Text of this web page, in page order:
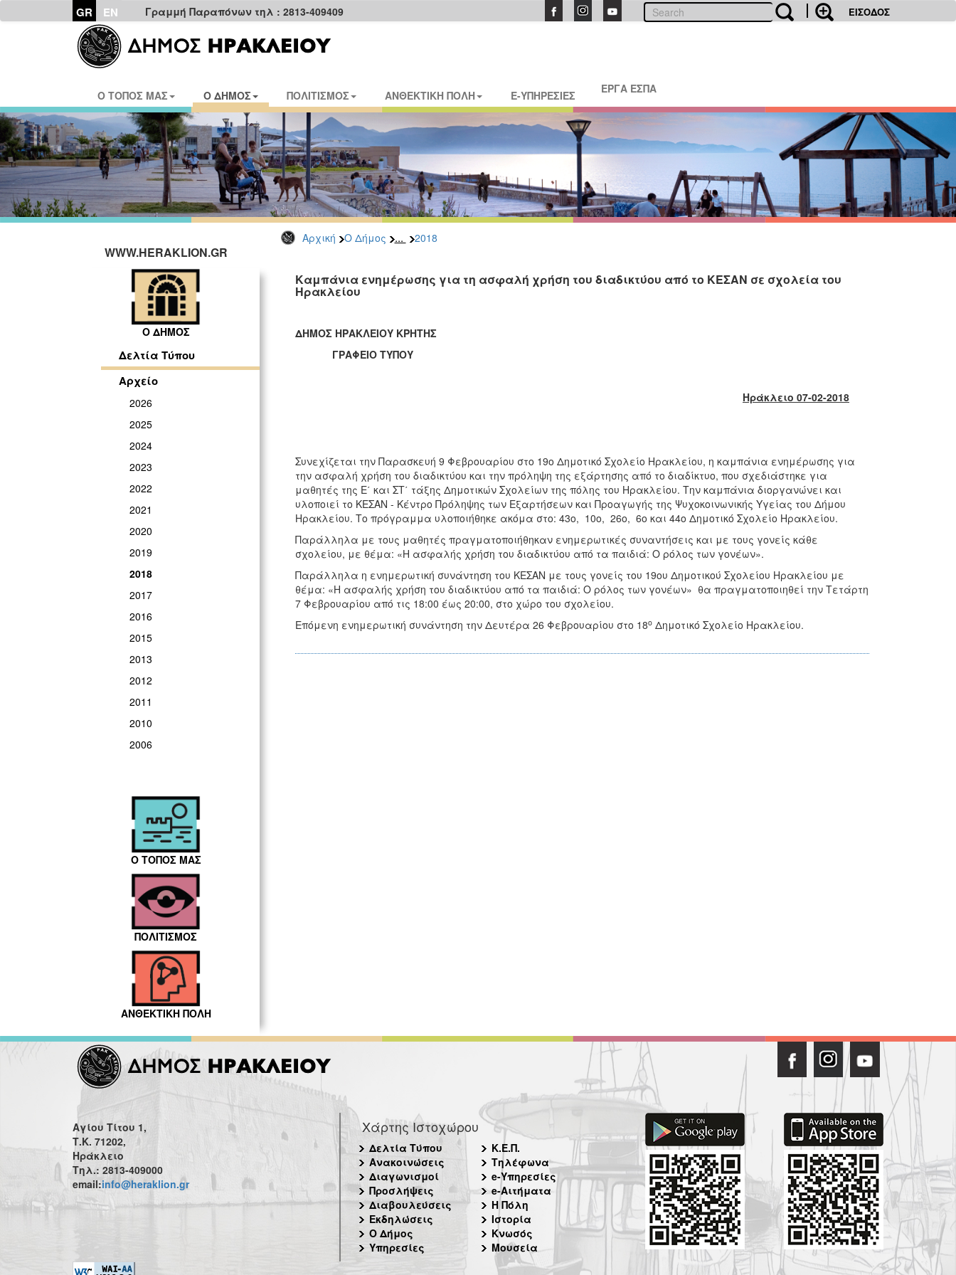
GR EN Γραμμή Παραπόνων τηλ : 2813-409409 ΕΙΣΟΔΟΣ
Ο ΤΟΠΟΣ ΜΑΣ Ο ΔΗΜΟΣ ΠΟΛΙΤΙΣΜΟΣ ΑΝΘΕΚΤΙΚΗ ΠΟΛΗ E-ΥΠΗΡΕΣΙΕΣ ΕΡΓΑ ΕΣΠΑ
Αρχική Ο Δήμος ... 2018
WWW.HERAKLION.GR
Ο ΔΗΜΟΣ
Δελτία Τύπου
Αρχείο
2026
2025
2024
2023
2022
2021
2020
2019
2018
2017
2016
2015
2013
2012
2011
2010
2006
Ο ΤΟΠΟΣ ΜΑΣ
ΠΟΛΙΤΙΣΜΟΣ
ΑΝΘΕΚΤΙΚΗ ΠΟΛΗ
Καμπάνια ενημέρωσης για τη ασφαλή χρήση του διαδικτύου από το ΚΕΣΑΝ σε σχολεία του
Ηρακλείου
ΔΗΜΟΣ ΗΡΑΚΛΕΙΟΥ ΚΡΗΤΗΣ
ΓΡΑΦΕΙΟ ΤΥΠΟΥ
Ηράκλειο 07-02-2018
Συνεχίζεται την Παρασκευή 9 Φεβρουαρίου στο 19ο Δημοτικό Σχολείο Ηρακλείου, η καμπάνια ενημέρωσης για
την ασφαλή χρήση του διαδικτύου και την πρόληψη της εξάρτησης από το διαδίκτυο, που σχεδιάστηκε για
μαθητές της Ε΄ και ΣΤ΄ τάξης Δημοτικών Σχολείων της πόλης του Ηρακλείου. Την καμπάνια διοργανώνει και
υλοποιεί το ΚΕΣΑΝ - Κέντρο Πρόληψης των Εξαρτήσεων και Προαγωγής της Ψυχοκοινωνικής Υγείας του Δήμου
Ηρακλείου. Το πρόγραμμα υλοποιήθηκε ακόμα στο: 43ο, 10ο, 26ο, 6ο και 44ο Δημοτικό Σχολείο Ηρακλείου.
Παράλληλα με τους μαθητές πραγματοποιήθηκαν ενημερωτικές συναντήσεις και με τους γονείς κάθε
σχολείου, με θέμα: «Η ασφαλής χρήση του διαδικτύου από τα παιδιά: Ο ρόλος των γονέων».
Παράλληλα η ενημερωτική συνάντηση του ΚΕΣΑΝ με τους γονείς του 19ου Δημοτικού Σχολείου Ηρακλείου με
θέμα: «Η ασφαλής χρήση του διαδικτύου από τα παιδιά: Ο ρόλος των γονέων» θα πραγματοποιηθεί την Τετάρτη
7 Φεβρουαρίου από τις 18:00 έως 20:00, στο χώρο του σχολείου.
Επόμενη ενημερωτική συνάντηση την Δευτέρα 26 Φεβρουαρίου στο 18οΔημοτικό Σχολείο Ηρακλείου.
Αγίου Τίτου 1,
Τ.Κ. 71202,
Ηράκλειο
Τηλ.: 2813-409000
email:info@heraklion.gr
Χάρτης Ιστοχώρου
Δελτία Τύπου
Ανακοινώσεις
Διαγωνισμοί
Προσλήψεις
Διαβουλεύσεις
Εκδηλώσεις
Ο Δήμος
Υπηρεσίες
Κ.Ε.Π.
Τηλέφωνα
e-Υπηρεσίες
e-Αιτήματα
Η Πόλη
Ιστορία
Κνωσός
Μουσεία